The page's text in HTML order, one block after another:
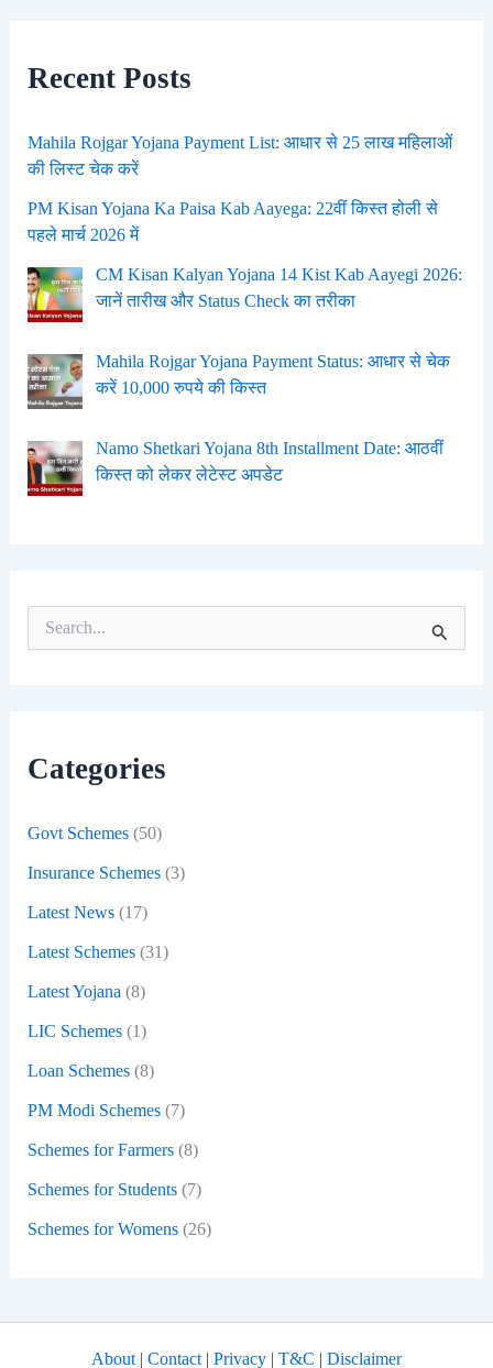
Recent Posts
Mahila Rojgar Yojana Payment List: आधार से 25 लाख महिलाओं
की लिस्ट चेक करें
PM Kisan Yojana Ka Paisa Kab Aayega: 22वीं किस्त होली से
पहले मार्च 2026 में
CM Kisan Kalyan Yojana 14 Kist Kab Aayegi 2026:
जानें तारीख और Status Check का तरीका
Mahila Rojgar Yojana Payment Status: आधार से चेक
करें 10,000 रुपये की किस्त
Namo Shetkari Yojana 8th Installment Date: आठवीं
किस्त को लेकर लेटेस्ट अपडेट
o
Categories
Govt Schemes(50)
Insurance Schemes(3)
Latest News(17)
Latest Schemes(31)
Latest Yojana (8)
LIC Schemes(1)
Loan Schemes(8)
PM Modi Schemes(7)
Schemes for Farmers(8)
Schemes for Students(7)
Schemes for Womens(26)
About | Contact | Privacy | T&C | Disclaimer